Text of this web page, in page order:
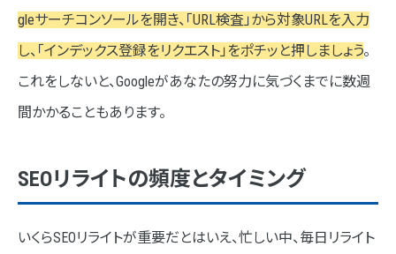
gleサーチコンソールを開き、「URL検査」から対象URLを入力
し、「インデックス登録をリクエスト」をポチッと押しましょう。
これをしないと、Googleがあなたの努力に気づくまでに数週
間かかることもあります。
SEOリライトの頻度とタイミング
いくらSEOリライトが重要だとはいえ、忙しい中、毎日リライト